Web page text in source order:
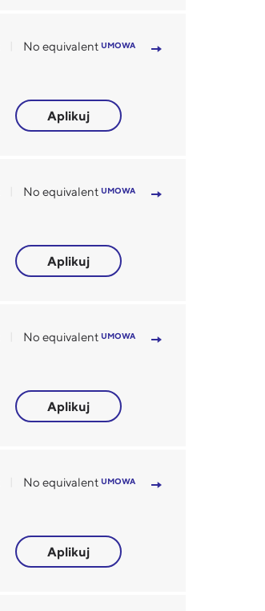
No equivalent UMOWA
Aplikuj
No equivalent UMOWA
Aplikuj
No equivalent UMOWA
Aplikuj
No equivalent UMOWA
Aplikuj